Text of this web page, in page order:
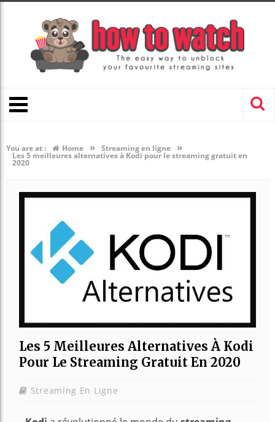
You are at : Home » Streaming en ligne »
Les 5 meilleures alternatives à Kodi pour le streaming gratuit en
2020
Les 5 Meilleures Alternatives À Kodi
Pour Le Streaming Gratuit En 2020
Streaming En Ligne